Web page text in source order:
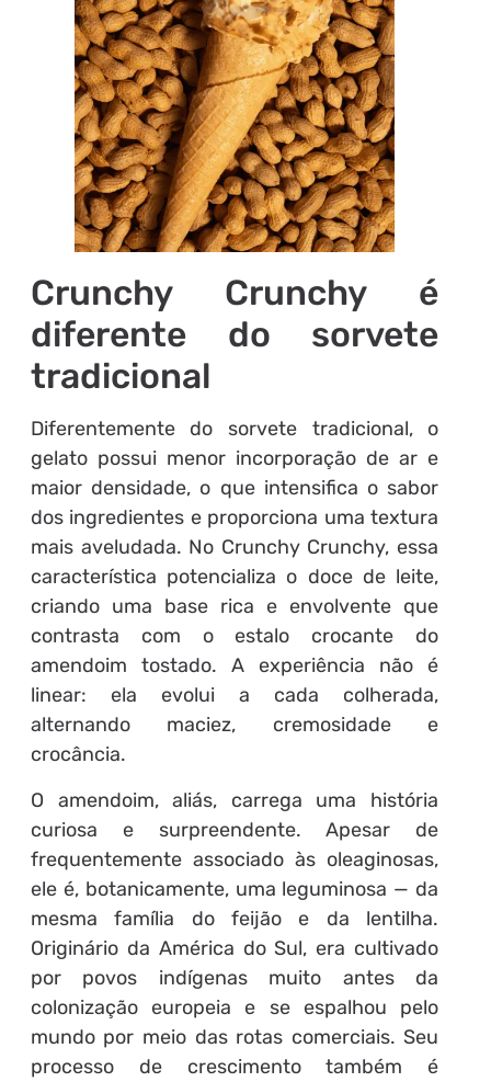
Crunchy Crunchy é
diferente do sorvete
tradicional
Diferentemente do sorvete tradicional, o
gelato possui menor incorporação de ar e
maior densidade, o que intensifica o sabor
dos ingredientes e proporciona uma textura
mais aveludada. No Crunchy Crunchy, essa
característica potencializa o doce de leite,
criando uma base rica e envolvente que
contrasta com o estalo crocante do
amendoim tostado. A experiência não é
linear: ela evolui a cada colherada,
alternando maciez, cremosidade e
crocância.
O amendoim, aliás, carrega uma história
curiosa e surpreendente. Apesar de
frequentemente associado às oleaginosas,
ele é, botanicamente, uma leguminosa — da
mesma família do feijão e da lentilha.
Originário da América do Sul, era cultivado
por povos indígenas muito antes da
colonização europeia e se espalhou pelo
mundo por meio das rotas comerciais. Seu
processo de crescimento também é